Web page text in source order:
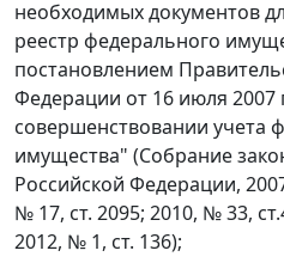
необходимых документов
реестр федерального
постановлением
Федерации от 16 июля 2007
совершенствовании учета
имущества" (Собрание
Российской Федерации,
№ 17, ст. 2095; 2010, № 33,
2012, № 1, ст. 136);